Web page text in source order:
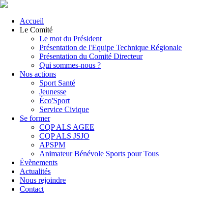
Accueil
Le Comité
Le mot du Président
Présentation de l'Equipe Technique Régionale
Présentation du Comité Directeur
Qui sommes-nous ?
Nos actions
Sport Santé
Jeunesse
Éco'Sport
Service Civique
Se former
CQP ALS AGEE
CQP ALS JSJO
APSPM
Animateur Bénévole Sports pour Tous
Évènements
Actualités
Nous rejoindre
Contact